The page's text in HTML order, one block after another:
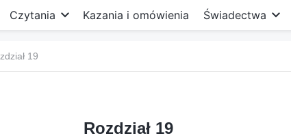
Czytania Kazania i omówienia Świadectwa
19
Rozdział 19